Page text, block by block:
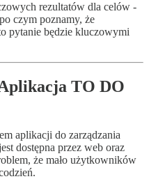
rezultatów dla celów -
czym poznamy, że
pytanie będzie kluczowymi
TO DO
aplikacji do zarządzania
dostępna przez web oraz
że mało użytkowników